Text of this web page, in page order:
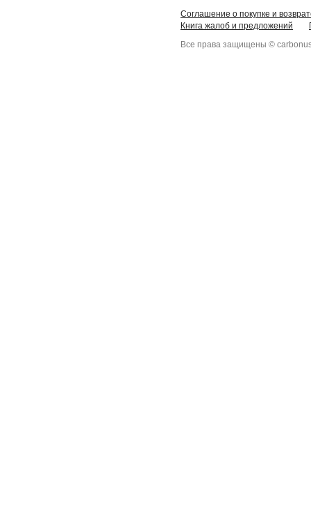
Соглашение о покупке и
Книга жалоб и предложений
Все права защищены ©